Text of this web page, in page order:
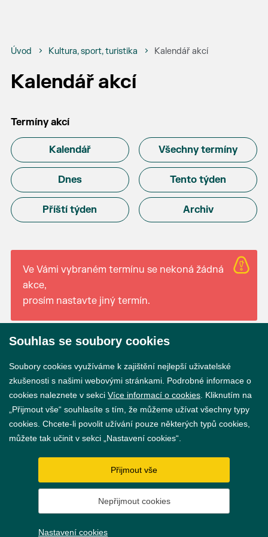
Úvod Kultura, sport, turistika Kalendář akcí
Kalendář akcí
Termíny akcí
Kalendář Všechny termíny
Dnes Tento týden
Příští týden Archiv
Ve Vámi vybraném termínu se nekoná žádná
akce,
prosím nastavte jiný termín.
GDPR
Nastavení cookies
Souhlas se soubory cookies
Soubory cookies využíváme k zajištění nejlepší uživatelské
zkušenosti s našimi webovými stránkami. Podrobné informace o
cookies naleznete v sekci Více informací o cookies . Kliknutím na
„Přijmout vše“ souhlasíte s tím, že můžeme užívat všechny typy
cookies. Chcete-li povolit užívání pouze některých typů cookies,
můžete tak učinit v sekci „Nastavení cookies“.
Přijmout vše
Nepřijmout cookies
Nastavení cookies